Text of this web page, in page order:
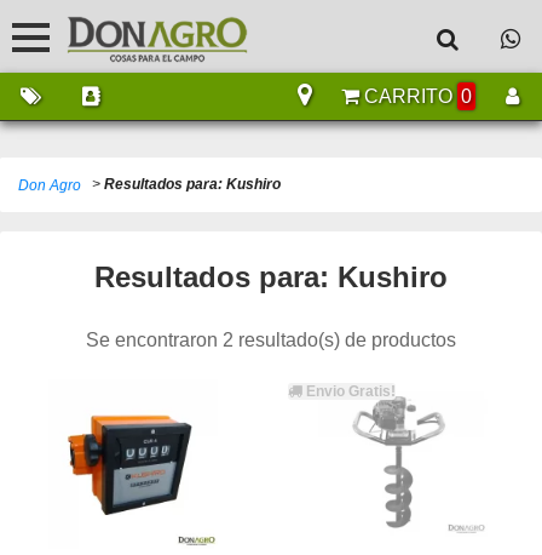
CARRITO 0
Don Agro > Resultados para: Kushiro
Resultados para: Kushiro
Se encontraron 2 resultado(s) de productos
Envio Gratis!